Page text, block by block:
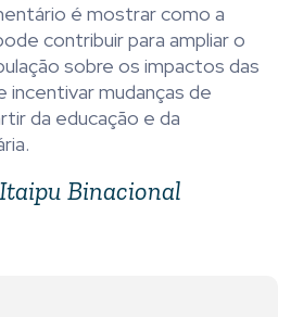
é mostrar como a
contribuir para ampliar o
sobre os impactos das
incentivar mudanças de
da educação e da
Binacional